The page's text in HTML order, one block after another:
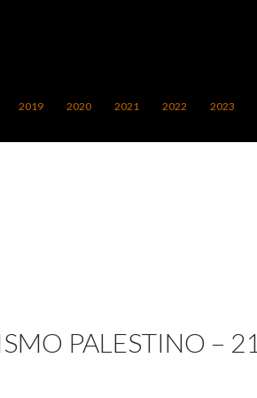
2019 2020 2021 2022 2023
PALESTINO –